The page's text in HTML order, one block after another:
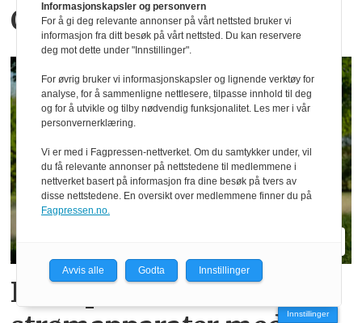
Claas Axion 8
Kramp tar inn
Innstillinger
Informasjonskapsler og personvern
For å gi deg relevante annonser på vårt nettsted bruker vi
informasjon fra ditt besøk på vårt nettsted. Du kan reservere
deg mot dette under "Innstillinger".
For øvrig bruker vi informasjonskapsler og lignende verktøy for
analyse, for å sammenligne nettlesere, tilpasse innhold til deg
og for å utvikle og tilby nødvendig funksjonalitet. Les mer i vår
personvernerklæring.
Vi er med i Fagpressen-nettverket. Om du samtykker under, vil
du få relevante annonser på nettstedene til medlemmene i
nettverket basert på informasjon fra dine besøk på tvers av
disse nettstedene. En oversikt over medlemmene finner du på
Fagpressen.no.
Avvis alle Godta Innstillinger